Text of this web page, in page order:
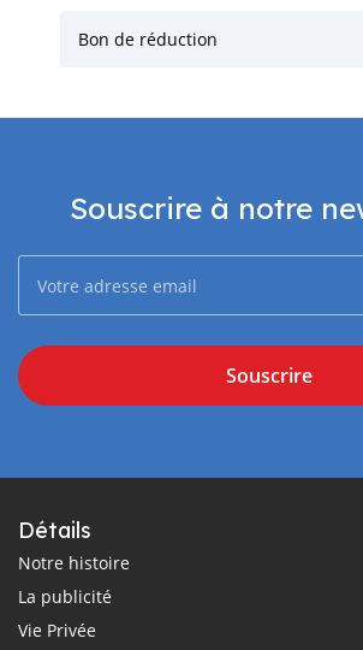
Bon de réduction
Souscrire à notre
Souscrire
Détails
Notre histoire
La publicité
Vie Privée